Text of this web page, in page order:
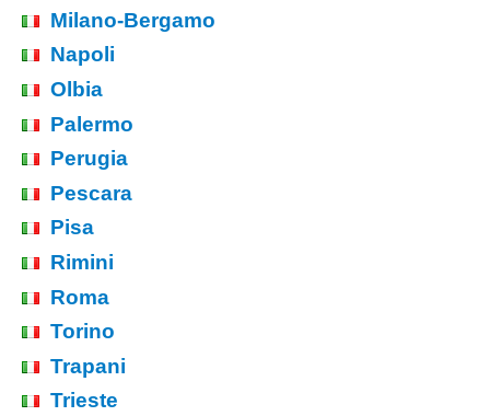
Milano-Bergamo
Napoli
Olbia
Palermo
Perugia
Pescara
Pisa
Rimini
Roma
Torino
Trapani
Trieste